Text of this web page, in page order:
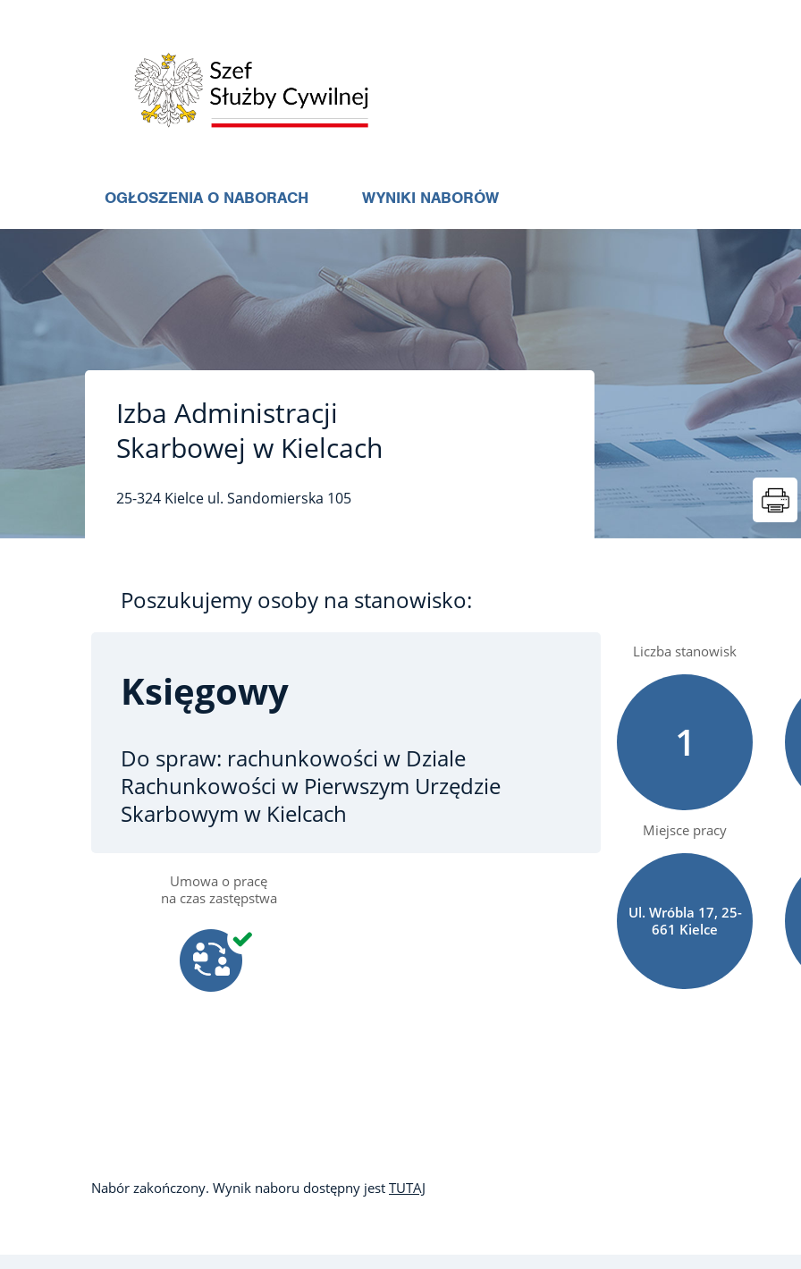
OGŁOSZENIA O NABORACH WYNIKI NABORÓW
Izba Administracji
Skarbowej w Kielcach
25-324 Kielce ul. Sandomierska 105
Poszukujemy osoby na stanowisko:
Księgowy
Do spraw: rachunkowości w Dziale
Rachunkowości w Pierwszym Urzędzie
Skarbowym w Kielcach
Umowa o pracę
na czas zastępstwa
Liczba stanowisk
1
Miejsce pracy
Ul. Wróbla 17, 25-
661 Kielce
Nabór zakończony. Wynik naboru dostępny jest TUTAJ